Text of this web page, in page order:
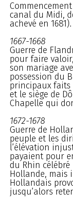
canal du Midi,
achevé en 1681).
1667-1668
Guerre de
pour faire
son mariage
possession du
principaux faits
et le siège de
Chapelle qui
1672-1678
Guerre de
peuple et les
l’élévation
payaient pour
du Rhin
Hollande, mais
Hollandais
jusqu’alors